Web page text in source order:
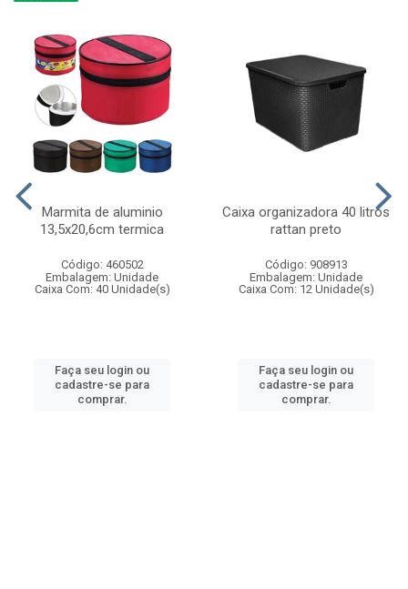
Marmita de aluminio
13,5x20,6cm termica
Código: 460502
Embalagem: Unidade
Caixa Com: 40 Unidade(s)
Faça seu login ou
cadastre-se para
comprar.
Caixa organizadora 40 litros
rattan preto
Código: 908913
Embalagem: Unidade
Caixa Com: 12 Unidade(s)
Faça seu login ou
cadastre-se para
comprar.